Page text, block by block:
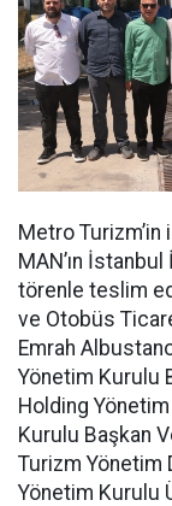
Metro Turizm’in
MAN’ın
törenle teslim
ve Otobüs
Emrah
Yönetim Kurulu
Holding Yönetim
Kurulu Başkan
Turizm Yönetim
Yönetim Kurulu